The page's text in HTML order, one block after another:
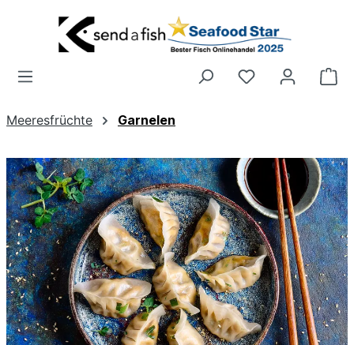
Zum Hauptinhalt springen
Meeresfrüchte Garnelen